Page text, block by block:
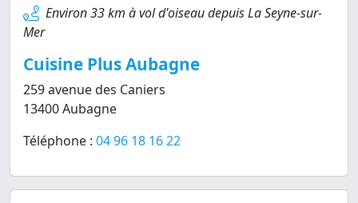
Environ 33 km à vol d'oiseau depuis La Seyne-sur-
Mer
Cuisine Plus Aubagne
259 avenue des Caniers
13400 Aubagne
Téléphone : 04 96 18 16 22